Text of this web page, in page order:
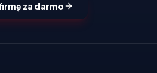
za darmo